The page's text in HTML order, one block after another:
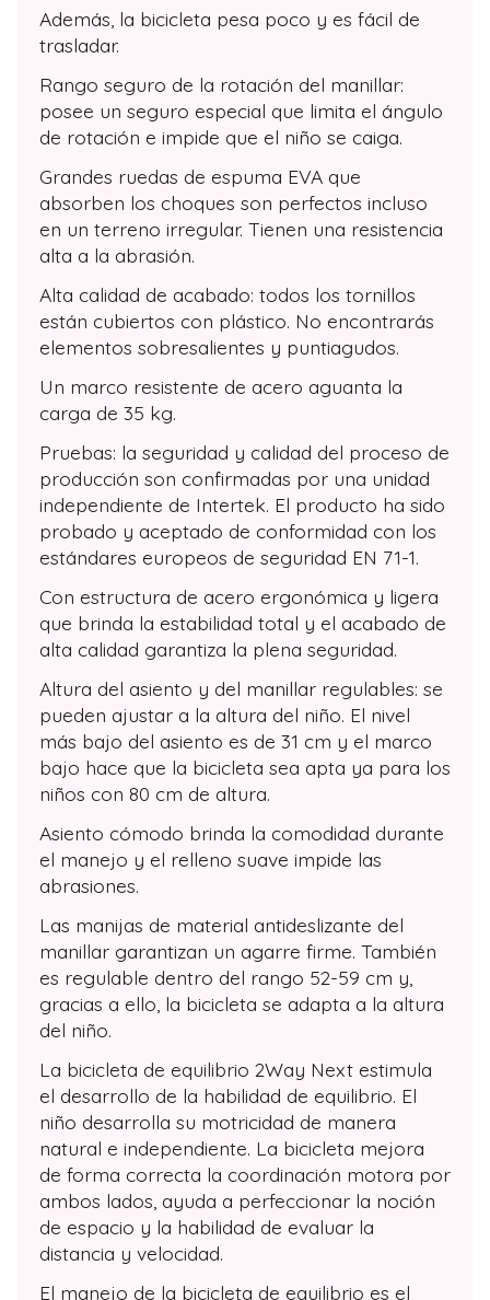
Además, la bicicleta pesa poco y es fácil de
trasladar.
Rango seguro de la rotación del manillar:
posee un seguro especial que limita el ángulo
de rotación e impide que el niño se caiga.
Grandes ruedas de espuma EVA que
absorben los choques son perfectos incluso
en un terreno irregular. Tienen una resistencia
alta a la abrasión.
Alta calidad de acabado: todos los tornillos
están cubiertos con plástico. No encontrarás
elementos sobresalientes y puntiagudos.
Un marco resistente de acero aguanta la
carga de 35 kg.
Pruebas: la seguridad y calidad del proceso de
producción son confirmadas por una unidad
independiente de Intertek. El producto ha sido
probado y aceptado de conformidad con los
estándares europeos de seguridad EN 71-1.
Con estructura de acero ergonómica y ligera
que brinda la estabilidad total y el acabado de
alta calidad garantiza la plena seguridad.
Altura del asiento y del manillar regulables: se
pueden ajustar a la altura del niño. El nivel
más bajo del asiento es de 31 cm y el marco
bajo hace que la bicicleta sea apta ya para los
niños con 80 cm de altura.
Asiento cómodo brinda la comodidad durante
el manejo y el relleno suave impide las
abrasiones.
Las manijas de material antideslizante del
manillar garantizan un agarre firme. También
es regulable dentro del rango 52-59 cm y,
gracias a ello, la bicicleta se adapta a la altura
del niño.
La bicicleta de equilibrio 2Way Next estimula
el desarrollo de la habilidad de equilibrio. El
niño desarrolla su motricidad de manera
natural e independiente. La bicicleta mejora
de forma correcta la coordinación motora por
ambos lados, ayuda a perfeccionar la noción
de espacio y la habilidad de evaluar la
distancia y velocidad.
El manejo de la bicicleta de equilibrio es el